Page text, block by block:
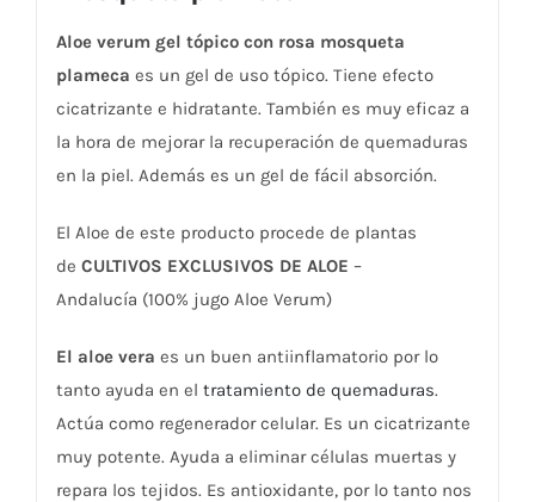
Aloe verum gel tópico con rosa mosqueta
plameca es un gel de uso tópico. Tiene efecto
cicatrizante e hidratante. También es muy eficaz a
la hora de mejorar la recuperación de quemaduras
en la piel. Además es un gel de fácil absorción.
El Aloe de este producto procede de plantas
de CULTIVOS EXCLUSIVOS DE ALOE –
Andalucía (100% jugo Aloe Verum)
El aloe vera es un buen antiinflamatorio por lo
tanto ayuda en el tratamiento de quemaduras.
Actúa como regenerador celular. Es un cicatrizante
muy potente. Ayuda a eliminar células muertas y
repara los tejidos. Es antioxidante, por lo tanto nos